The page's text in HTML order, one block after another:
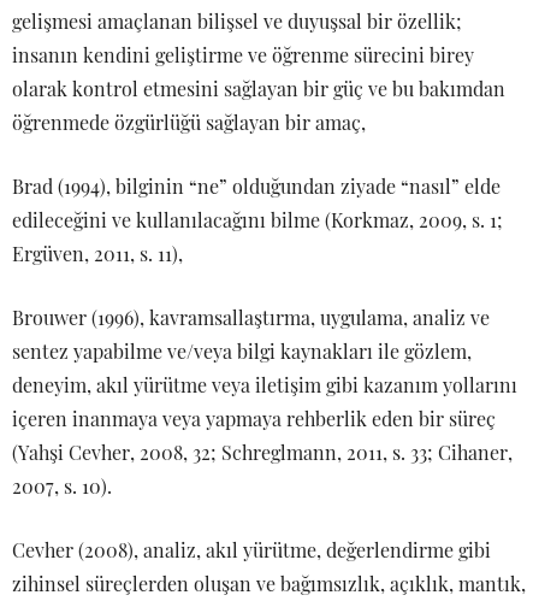
gelişmesi amaçlanan bilişsel ve duyuşsal bir özellik;
insanın kendini geliştirme ve öğrenme sürecini birey
olarak kontrol etmesini sağlayan bir güç ve bu bakımdan
öğrenmede özgürlüğü sağlayan bir amaç,
Brad (1994), bilginin “ne” olduğundan ziyade “nasıl” elde
edileceğini ve kullanılacağını bilme (Korkmaz, 2009, s. 1;
Ergüven, 2011, s. 11),
Brouwer (1996), kavramsallaştırma, uygulama, analiz ve
sentez yapabilme ve/veya bilgi kaynakları ile gözlem,
deneyim, akıl yürütme veya iletişim gibi kazanım yollarını
içeren inanmaya veya yapmaya rehberlik eden bir süreç
(Yahşi Cevher, 2008, 32; Schreglmann, 2011, s. 33; Cihaner,
2007, s. 10).
Cevher (2008), analiz, akıl yürütme, değerlendirme gibi
zihinsel süreçlerden oluşan ve bağımsızlık, açıklık, mantık,